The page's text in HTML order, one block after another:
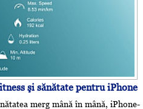
şi sănătate pentru iPhone
merg mână în mână, iPhone-